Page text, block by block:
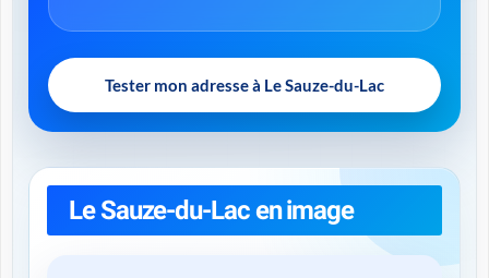
Tester mon adresse à Le Sauze-du-Lac
Le Sauze-du-Lac en image